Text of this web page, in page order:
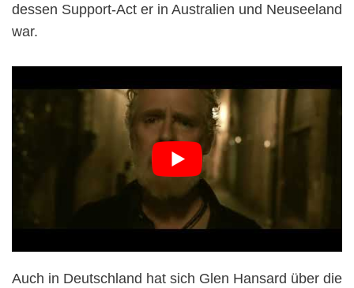
dessen Support-Act er in Australien und Neuseeland
war.
Auch in Deutschland hat sich Glen Hansard über die